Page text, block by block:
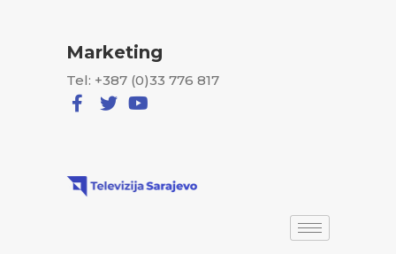
Marketing
Tel: +387 (0)33 776 817